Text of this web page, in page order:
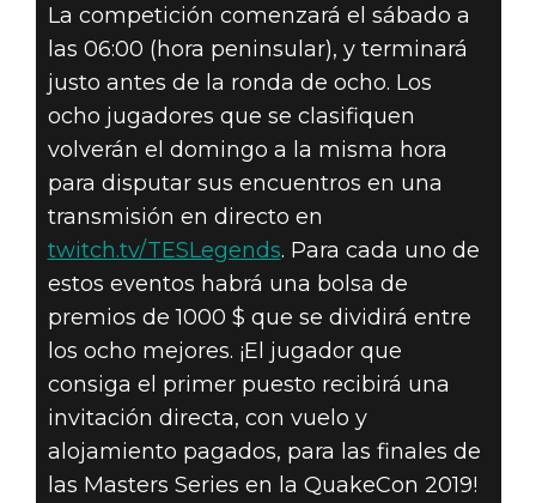
La competición comenzará el sábado a
las 06:00 (hora peninsular), y terminará
justo antes de la ronda de ocho. Los
ocho jugadores que se clasifiquen
volverán el domingo a la misma hora
para disputar sus encuentros en una
transmisión en directo en
twitch.tv/TESLegends. Para cada uno de
estos eventos habrá una bolsa de
premios de 1000 $ que se dividirá entre
los ocho mejores. ¡El jugador que
consiga el primer puesto recibirá una
invitación directa, con vuelo y
alojamiento pagados, para las finales de
las Masters Series en la QuakeCon 2019!